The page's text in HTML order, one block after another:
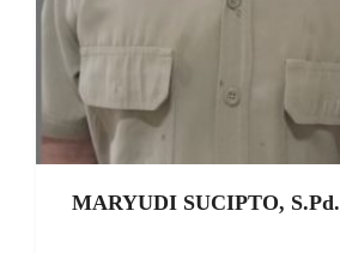
MARYUDI SUCIPTO, S.Pd.